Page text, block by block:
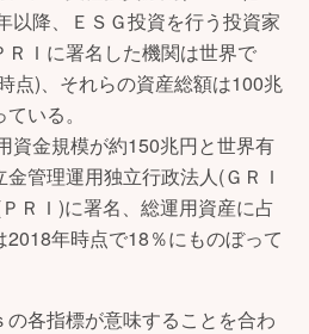
以降、ＥＳＧ投資を行う投資家
Ｉに署名した機関は世界で
点)、それらの資産総額は100兆
いる。
資金規模が約150兆円と世界有
管理運用独立行政法人(ＧＲＩ
ＲＩ)に署名、総運用資産に占
年時点で18％にものぼって
各指標が意味することを合わ